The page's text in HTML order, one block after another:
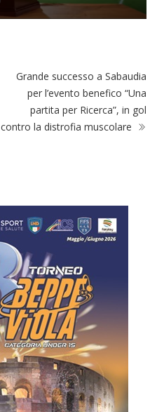
Grande successo a Sabaudia
per l’evento benefico “Una
partita per Ricerca”, in gol
contro la distrofia muscolare